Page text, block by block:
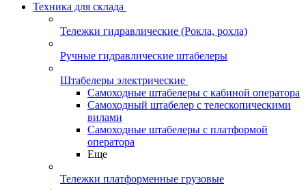
Техника для склада
Тележки гидравлические (Рокла, рохла)
Ручные гидравлические штабелеры
Штабелеры электрические
Самоходные штабелеры с кабиной оператора
Самоходный штабелер с телескопическими
вилами
Самоходные штабелеры с платформой
оператора
Еще
Тележки платформенные грузовые